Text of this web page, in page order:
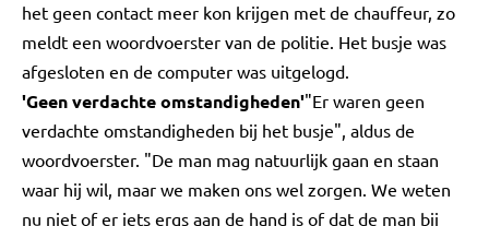
het geen contact meer kon krijgen met de chauffeur, zo
meldt een woordvoerster van de politie. Het busje was
afgesloten en de computer was uitgelogd.
'Geen verdachte omstandigheden'"Er waren geen
verdachte omstandigheden bij het busje", aldus de
woordvoerster. "De man mag natuurlijk gaan en staan
waar hij wil, maar we maken ons wel zorgen. We weten
nu niet of er iets ergs aan de hand is of dat de man bij